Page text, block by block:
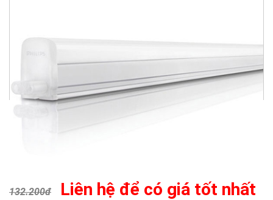
132.200đ Liên hệ để có giá tốt nhất